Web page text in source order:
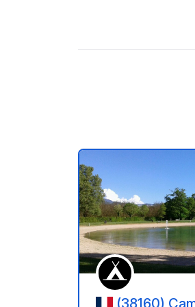
(38160)